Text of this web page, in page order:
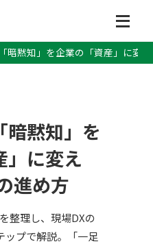
暗黙知」を企業の「資産」に変
暗黙知」を
」に変え
進め方
整理し、現場DXの
ップで解説。「一足